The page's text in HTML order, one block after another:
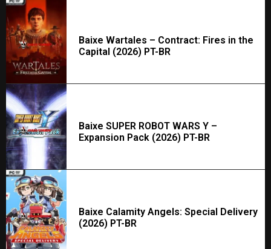
Baixe Wartales – Contract: Fires in the
Capital (2026) PT-BR
Baixe SUPER ROBOT WARS Y –
Expansion Pack (2026) PT-BR
Baixe Calamity Angels: Special Delivery
(2026) PT-BR